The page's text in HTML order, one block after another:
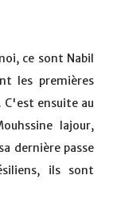
ce sont Nabil
les premières
C'est ensuite au
Iajour,
dernière passe
ils sont